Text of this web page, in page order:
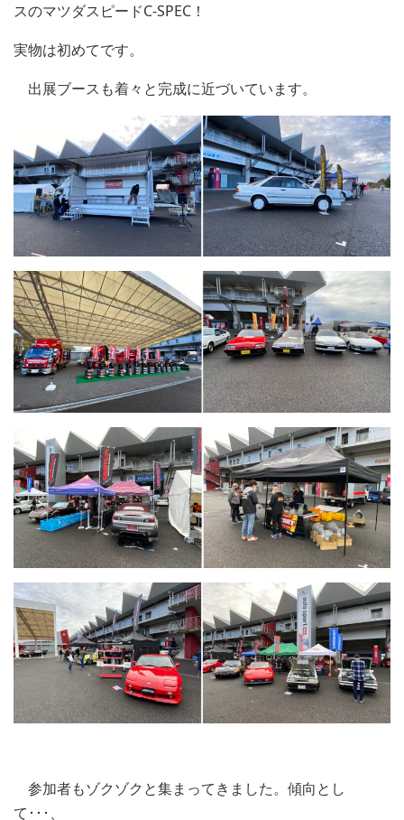
スのマツダスピードC-SPEC！
実物は初めてです。
出展ブースも着々と完成に近づいています。
参加者もゾクゾクと集まってきました。傾向とし
て･･･、